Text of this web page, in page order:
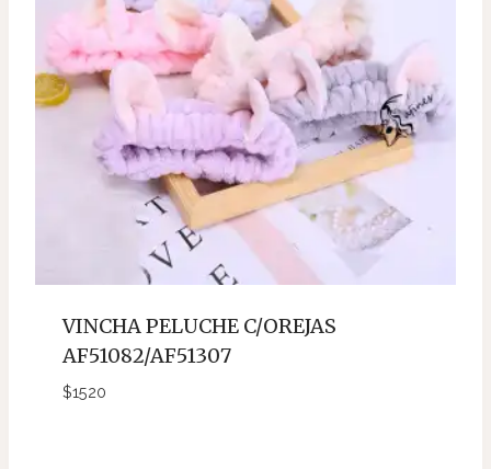
VINCHA PELUCHE C/OREJAS
AF51082/AF51307
$1520